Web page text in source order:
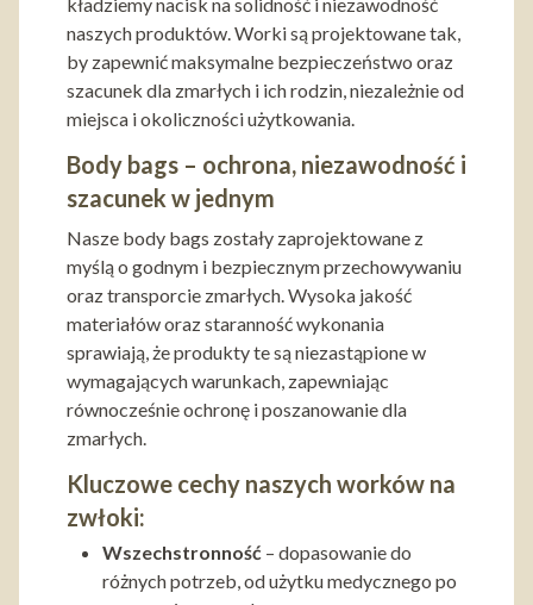
naszych produktów. Worki są projektowane tak,
by zapewnić maksymalne bezpieczeństwo oraz
szacunek dla zmarłych i ich rodzin, niezależnie od
miejsca i okoliczności użytkowania.
Body bags – ochrona, niezawodność i
szacunek w jednym
Nasze body bags zostały zaprojektowane z
myślą o godnym i bezpiecznym przechowywaniu
oraz transporcie zmarłych. Wysoka jakość
materiałów oraz staranność wykonania
sprawiają, że produkty te są niezastąpione w
wymagających warunkach, zapewniając
równocześnie ochronę i poszanowanie dla
zmarłych.
Kluczowe cechy naszych worków na
zwłoki:
Wszechstronność – dopasowanie do
różnych potrzeb, od użytku medycznego po